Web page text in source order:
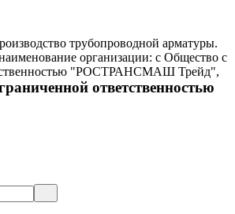
трубопроводной арматуры.
организации: с Общество с
"РОСТРАНСМАШ Трейд",
ответственностью